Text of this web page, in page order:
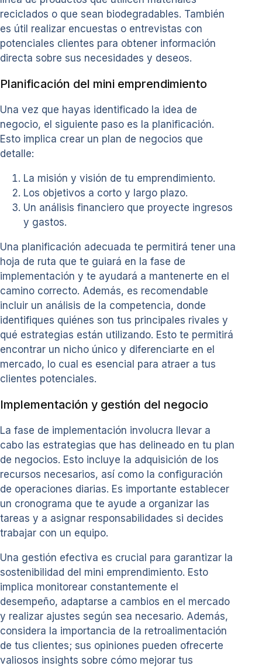
reciclados o que sean biodegradables. También
es útil realizar encuestas o entrevistas con
potenciales clientes para obtener información
directa sobre sus necesidades y deseos.
Planificación del mini emprendimiento
Una vez que hayas identificado la idea de
negocio, el siguiente paso es la planificación.
Esto implica crear un plan de negocios que
detalle:
La misión y visión de tu emprendimiento.
Los objetivos a corto y largo plazo.
Un análisis financiero que proyecte ingresos
y gastos.
Una planificación adecuada te permitirá tener una
hoja de ruta que te guiará en la fase de
implementación y te ayudará a mantenerte en el
camino correcto. Además, es recomendable
incluir un análisis de la competencia, donde
identifiques quiénes son tus principales rivales y
qué estrategias están utilizando. Esto te permitirá
encontrar un nicho único y diferenciarte en el
mercado, lo cual es esencial para atraer a tus
clientes potenciales.
Implementación y gestión del negocio
La fase de implementación involucra llevar a
cabo las estrategias que has delineado en tu plan
de negocios. Esto incluye la adquisición de los
recursos necesarios, así como la configuración
de operaciones diarias. Es importante establecer
un cronograma que te ayude a organizar las
tareas y a asignar responsabilidades si decides
trabajar con un equipo.
Una gestión efectiva es crucial para garantizar la
sostenibilidad del mini emprendimiento. Esto
implica monitorear constantemente el
desempeño, adaptarse a cambios en el mercado
y realizar ajustes según sea necesario. Además,
considera la importancia de la retroalimentación
de tus clientes; sus opiniones pueden ofrecerte
valiosos insights sobre cómo mejorar tus